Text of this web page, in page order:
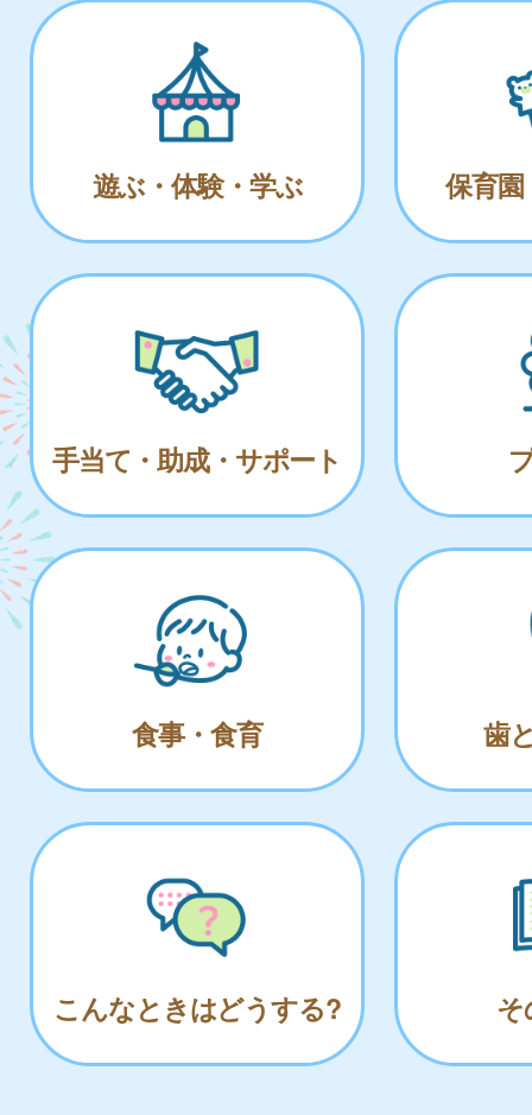
遊ぶ・体験・学ぶ 保育園
手当て・助成・サポート
食事・食育 歯
こんなときはどうする? そ